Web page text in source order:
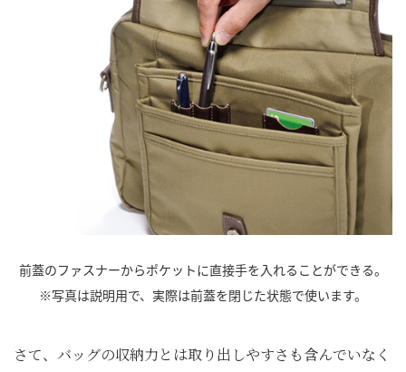
前蓋のファスナーからポケットに直接手を入れることができる。
※写真は説明用で、実際は前蓋を閉じた状態で使います。
さて、バッグの収納力とは取り出しやすさも含んでいなく